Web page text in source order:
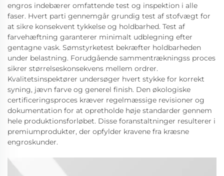
engros indebærer omfattende test og inspektion i alle
faser. Hvert parti gennemgår grundig test af stofvægt for
at sikre konsekvent tykkelse og holdbarhed. Test af
farvehæftning garanterer minimalt udblegning efter
gentagne vask. Sømstyrketest bekræfter holdbarheden
under belastning. Forudgående sammentrækningss proces
sikrer størrelseskonsekvens mellem ordrer.
Kvalitetsinspektører undersøger hvert stykke for korrekt
syning, jævn farve og generel finish. Den økologiske
certificeringsproces kræver regelmæssige revisioner og
dokumentation for at opretholde høje standarder gennem
hele produktionsforløbet. Disse foranstaltninger resulterer i
premiumprodukter, der opfylder kravene fra kræsne
engroskunder.